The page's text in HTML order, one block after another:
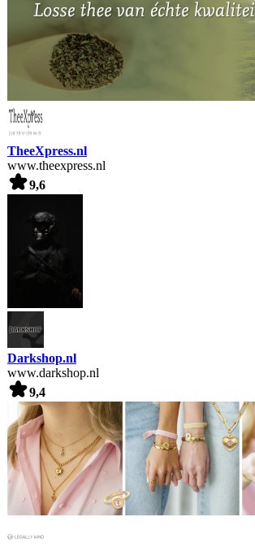
TheeXpress.nl
www.theexpress.nl
9,6
Darkshop.nl
www.darkshop.nl
9,4